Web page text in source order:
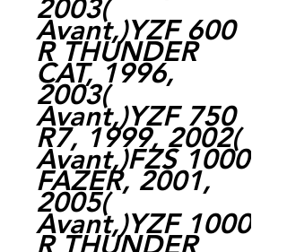
2003(
Avant,)YZF 600
R THUNDER
CAT, 1996,
2003(
Avant,)YZF 750
R7, 1999, 2002(
Avant,)FZS 1000
FAZER, 2001,
2005(
Avant,)YZF 1000
R THUNDER